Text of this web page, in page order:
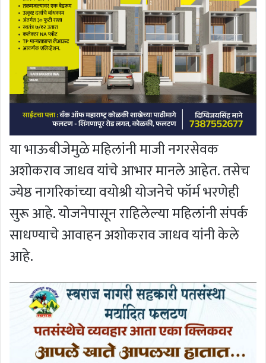
या भाऊबीजेमुळे महिलांनी माजी नगरसेवक
अशोकराव जाधव यांचे आभार मानले आहेत. तसेच
ज्येष्ठ नागरिकांच्या वयोश्री योजनेचे फॉर्म भरणेही
सुरू आहे. योजनेपासून राहिलेल्या महिलांनी संपर्क
साधण्याचे आवाहन अशोकराव जाधव यांनी केले
आहे.